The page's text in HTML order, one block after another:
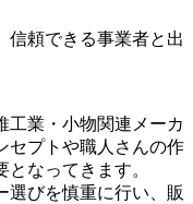
信頼できる事業者と出
工業・小物関連メーカ
セプトや職人さんの作
なってきます。
選びを慎重に行い、販